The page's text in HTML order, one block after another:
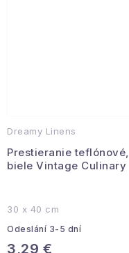
Dreamy Linens
Prestieranie teflónové,
biele Vintage Culinary
30 x 40 cm
Odeslání 3-5 dní
3,29 €